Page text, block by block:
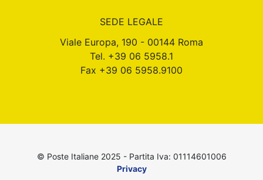
SEDE LEGALE
Viale Europa, 190 - 00144 Roma
Tel. +39 06 5958.1
Fax +39 06 5958.9100
© Poste Italiane 2025 - Partita Iva: 01114601006
Privacy